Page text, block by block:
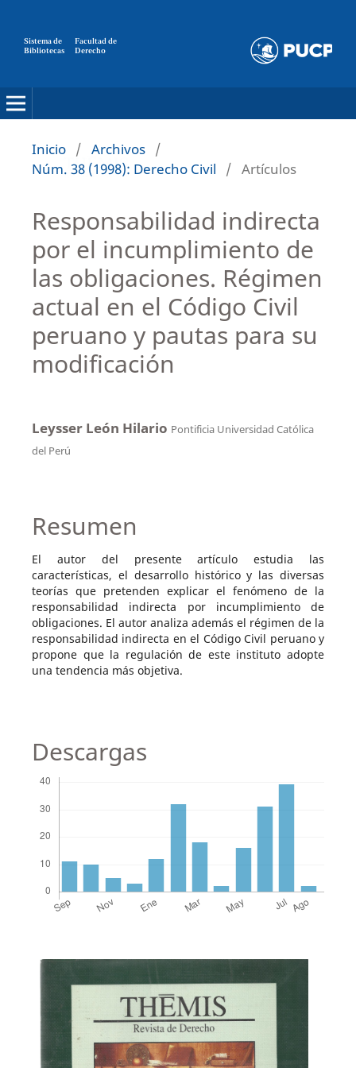
Sistema de
Bibliotecas
Facultad de
Derecho
Inicio / Archivos /
Núm. 38 (1998): Derecho Civil
/ Artículos
Responsabilidad indirecta
por el incumplimiento de
las obligaciones. Régimen
actual en el Código Civil
peruano y pautas para su
modificación
Leysser León Hilario Pontificia Universidad Católica
del Perú
Resumen
El autor del presente artículo estudia las
características, el desarrollo histórico y las diversas
teorías que pretenden explicar el fenómeno de la
responsabilidad indirecta por incumplimiento de
obligaciones. El autor analiza además el régimen de la
responsabilidad indirecta en el Código Civil peruano y
propone que la regulación de este instituto adopte
una tendencia más objetiva.
Descargas